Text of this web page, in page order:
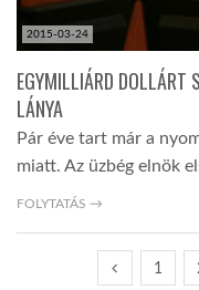
2015-03-24
EGYMILLIÁRD DOLLÁRT
LÁNYA
Pár éve tart már a
miatt. Az üzbég elnök
FOLYTATÁS →
1